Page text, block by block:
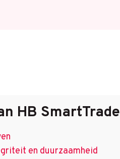
HB SmartTrade
en duurzaamheid